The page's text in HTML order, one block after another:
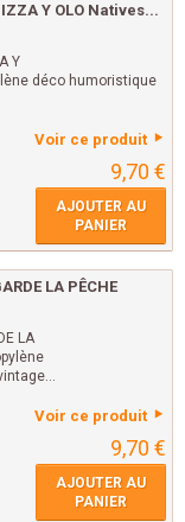
Y OLO Natives...
Y
déco humoristique
Voir ce produit
9,70 €
AJOUTER AU
PANIER
LA PÊCHE
LA
Voir ce produit
9,70 €
AJOUTER AU
PANIER